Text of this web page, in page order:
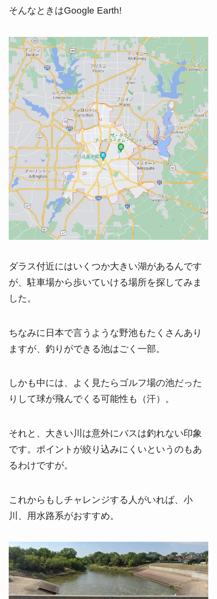
そんなときはGoogle Earth!
ダラス付近にはいくつか大きい湖があるんです
が、駐車場から歩いていける場所を探してみま
した。
ちなみに日本で言うような野池もたくさんあり
ますが、釣りができる池はごく一部。
しかも中には、よく見たらゴルフ場の池だった
りして球が飛んでくる可能性も（汗）。
それと、大きい川は意外にバスは釣れない印象
です。ポイントが絞り込みにくいというのもあ
るわけですが。
これからもしチャレンジする人がいれば、小
川、用水路系がおすすめ。